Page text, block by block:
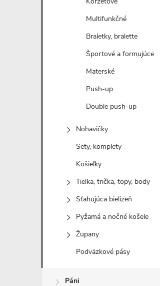
Multifunkčné
Braletky, bralette
Športové a formujúce
Materské
Push-up
Double push-up
Nohavičky
Sety, komplety
Košieľky
Tielka, trička, topy, body
Sťahujúca bielizeň
Pyžamá a nočné košele
Župany
Podväzkové pásy
Páni